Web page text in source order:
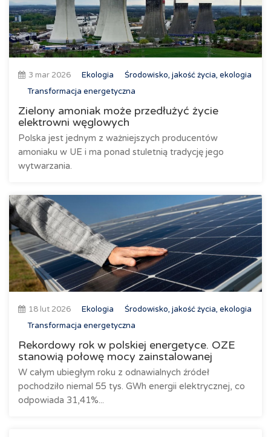
3 mar 2026 Ekologia
Środowisko, jakość życia, ekologia
Transformacja energetyczna
Zielony amoniak może przedłużyć życie
elektrowni węglowych
Polska jest jednym z ważniejszych producentów
amoniaku w UE i ma ponad stuletnią tradycję jego
wytwarzania.
18 lut 2026 Ekologia
Środowisko, jakość życia, ekologia
Transformacja energetyczna
Rekordowy rok w polskiej energetyce. OZE
stanowią połowę mocy zainstalowanej
W całym ubiegłym roku z odnawialnych źródeł
pochodziło niemal 55 tys. GWh energii elektrycznej, co
odpowiada 31,41%...